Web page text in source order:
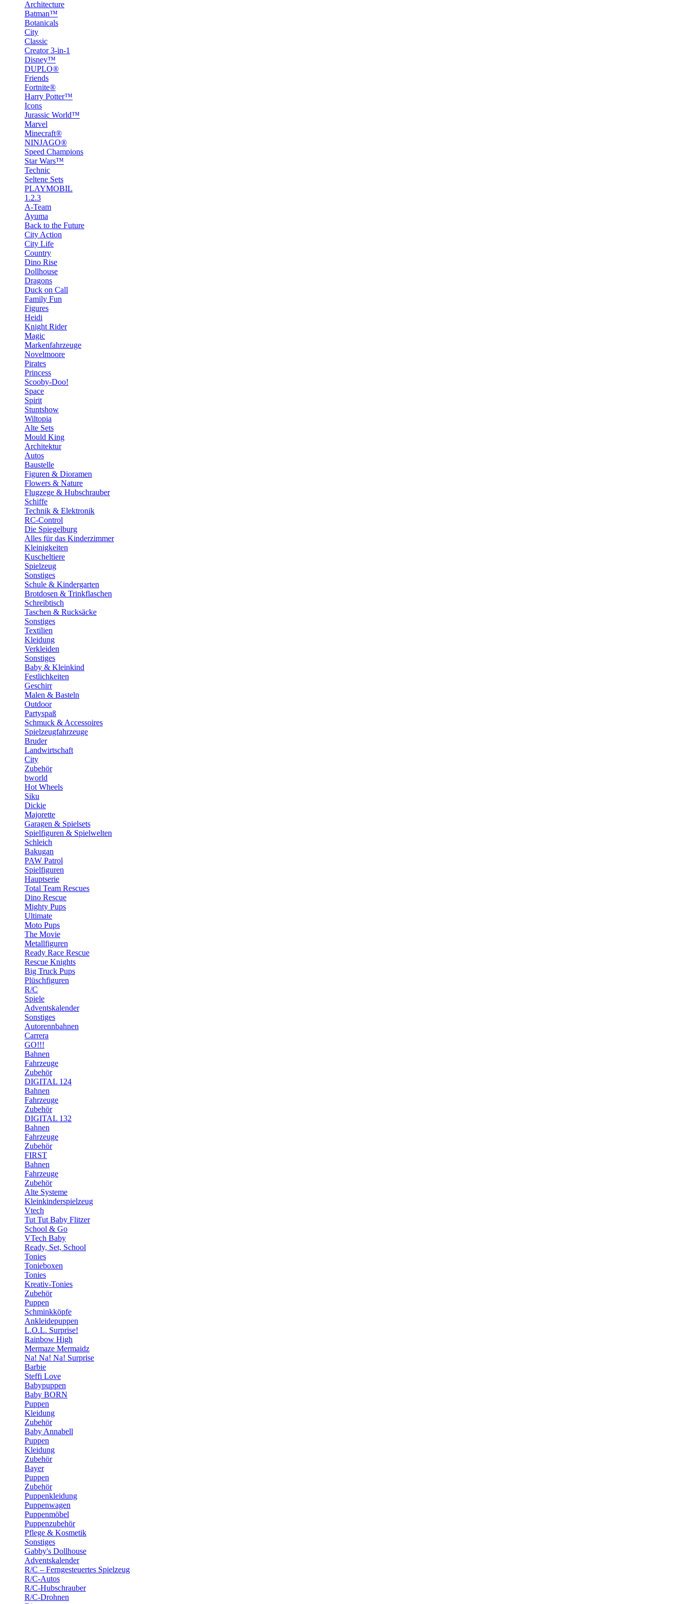
Architecture
Batman™
Botanicals
City
Classic
Creator 3-in-1
Disney™
DUPLO®
Friends
Fortnite®
Harry Potter™
Icons
Jurassic World™
Marvel
Minecraft®
NINJAGO®
Speed Champions
Star Wars™
Technic
Seltene Sets
PLAYMOBIL
1.2.3
A-Team
Ayuma
Back to the Future
City Action
City Life
Country
Dino Rise
Dollhouse
Dragons
Duck on Call
Family Fun
Figures
Heidi
Knight Rider
Magic
Markenfahrzeuge
Novelmoore
Pirates
Princess
Scooby-Doo!
Space
Spirit
Stuntshow
Wiltopia
Alte Sets
Mould King
Architektur
Autos
Baustelle
Figuren & Dioramen
Flowers & Nature
Flugzege & Hubschrauber
Schiffe
Technik & Elektronik
RC-Control
Die Spiegelburg
Alles für das Kinderzimmer
Kleinigkeiten
Kuscheltiere
Spielzeug
Sonstiges
Schule & Kindergarten
Brotdosen & Trinkflaschen
Schreibtisch
Taschen & Rucksäcke
Sonstiges
Textilien
Kleidung
Verkleiden
Sonstiges
Baby & Kleinkind
Festlichkeiten
Geschirr
Malen & Basteln
Outdoor
Partyspaß
Schmuck & Accessoires
Spielzeugfahrzeuge
Bruder
Landwirtschaft
City
Zubehör
bworld
Hot Wheels
Siku
Dickie
Majorette
Garagen & Spielsets
Spielfiguren & Spielwelten
Schleich
Bakugan
PAW Patrol
Spielfiguren
Hauptserie
Total Team Rescues
Dino Rescue
Mighty Pups
Ultimate
Moto Pups
The Movie
Metallfiguren
Ready Race Rescue
Rescue Knights
Big Truck Pups
Plüschfiguren
R/C
Spiele
Adventskalender
Sonstiges
Autorennbahnen
Carrera
GO!!!
Bahnen
Fahrzeuge
Zubehör
DIGITAL 124
Bahnen
Fahrzeuge
Zubehör
DIGITAL 132
Bahnen
Fahrzeuge
Zubehör
FIRST
Bahnen
Fahrzeuge
Zubehör
Alte Systeme
Kleinkinderspielzeug
Vtech
Tut Tut Baby Flitzer
School & Go
VTech Baby
Ready, Set, School
Tonies
Tonieboxen
Tonies
Kreativ-Tonies
Zubehör
Puppen
Schminkköpfe
Ankleidepuppen
L.O.L. Surprise!
Rainbow High
Mermaze Mermaidz
Na! Na! Na! Surprise
Barbie
Steffi Love
Babypuppen
Baby BORN
Puppen
Kleidung
Zubehör
Baby Annabell
Puppen
Kleidung
Zubehör
Bayer
Puppen
Zubehör
Puppenkleidung
Puppenwagen
Puppenmöbel
Puppenzubehör
Pflege & Kosmetik
Sonstiges
Gabby's Dollhouse
Adventskalender
R/C – Ferngesteuertes Spielzeug
R/C-Autos
R/C-Hubschrauber
R/C-Drohnen